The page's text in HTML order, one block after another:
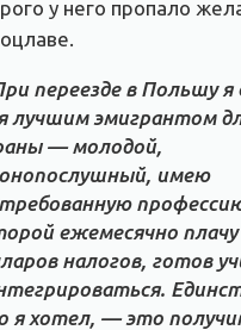
у него пропало
переезде в Польшу я
лучшим эмигрантом
— молодой,
имею
ежемесячно
налогов, готов
я хотел, — это